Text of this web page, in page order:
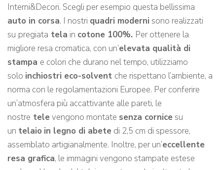
Interni&Decori. Scegli per esempio questa bellissima
auto in corsa. I nostri quadri moderni sono realizzati
su pregiata tela in cotone 100%. Per ottenere la
migliore resa cromatica, con un’elevata qualità di
stampa e colori che durano nel tempo, utilizziamo
solo inchiostri eco-solvent che rispettano l’ambiente, a
norma con le regolamentazioni Europee. Per conferire
un’atmosfera più accattivante alle pareti, le
nostre tele vengono montate senza cornice su
un telaio in legno di abete di 2,5 cm di spessore,
assemblato artigianalmente. Inoltre, per un’eccellente
resa grafica, le immagini vengono stampate estese